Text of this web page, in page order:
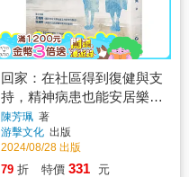
回家：在社區得到復健與支
持，精神病患也能安居樂
業。當生活過得好，生病又
如何？
陳芳珮 著
游擊文化 出版
2024/08/28 出版
79 折 特價 331 元